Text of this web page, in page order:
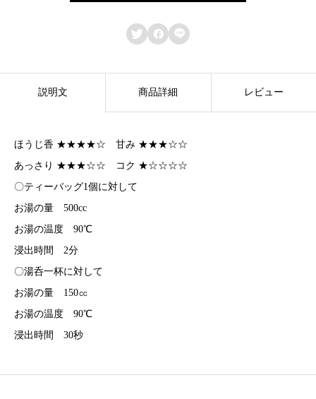
ほ
ー
バ
ッ
グ
2
.
  
説明文 商品詳細 レビュー
ほうじ香 ★★★★☆ 甘み ★★★☆☆
あっさり ★★★☆☆ コク ★☆☆☆☆
〇ティーバッグ1個に対して
お湯の量 500cc
お湯の温度 90℃
浸出時間 2分
〇湯呑一杯に対して
お湯の量 150㏄
お湯の温度 90℃
浸出時間 30秒